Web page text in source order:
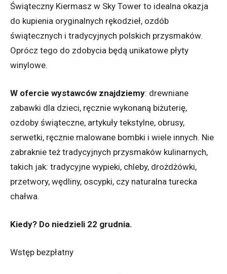
Świąteczny Kiermasz w Sky Tower to idealna okazja
do kupienia oryginalnych rękodzieł, ozdób
świątecznych i tradycyjnych polskich przysmaków.
Oprócz tego do zdobycia będą unikatowe płyty
winylowe.
W ofercie wystawców znajdziemy: drewniane
zabawki dla dzieci, ręcznie wykonaną biżuterię,
ozdoby świąteczne, artykuły tekstylne, obrusy,
serwetki, ręcznie malowane bombki i wiele innych. Nie
zabraknie też tradycyjnych przysmaków kulinarnych,
takich jak: tradycyjne wypieki, chleby, drożdżówki,
przetwory, wędliny, oscypki, czy naturalna turecka
chałwa.
Kiedy? Do niedzieli 22 grudnia.
Wstęp bezpłatny